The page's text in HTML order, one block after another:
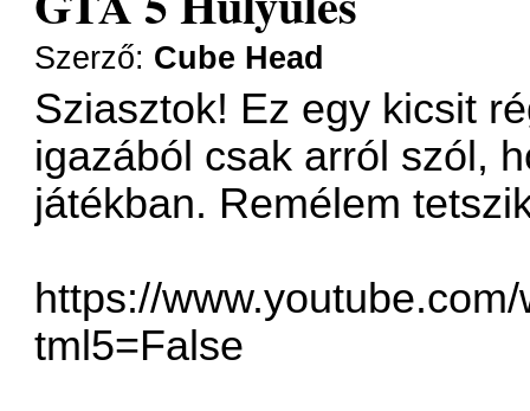
Szerző: Cube Head
Sziasztok! Ez egy kicsit
igazából csak arról szól,
játékban. Remélem
https://
tml5=False